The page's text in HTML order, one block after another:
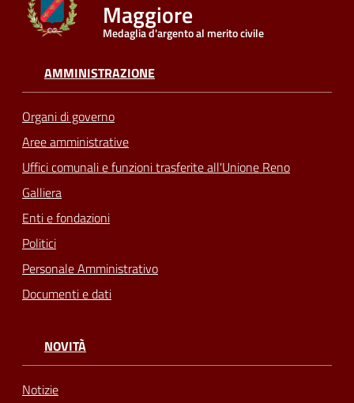
Seguici
Maggiore
Medaglia d'argento al merito civile
AMMINISTRAZIONE
Organi di governo
Aree amministrative
Uffici comunali e funzioni trasferite all'Unione Reno
Galliera
Enti e fondazioni
Politici
Personale Amministrativo
Documenti e dati
NOVITÀ
Notizie